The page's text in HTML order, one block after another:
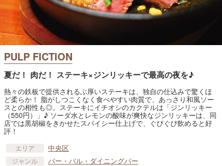
PULP FICTION
夏だ！ 肉だ！ ステーキ×ジンリッキーで最高の夜を♪
熱々の鉄板で提供されるぶ厚いステーキは、独自の仕込みで驚くほ
ど柔らか！ 脂がしつこくなく食べやすい肉質で、あっさり和風ソー
スとの相性も◎。ステーキにイチオシのカクテルは「ジンリッキー
（550円）」♪ ソーダ水とレモンの酸味が爽快なジンリッキーは、同
店では黒胡椒をきかせたスパイシー仕上げで、ぐびぐび飲めると好
評！
エリア 中央区
ジャンル バー・バル・ダイニングバー